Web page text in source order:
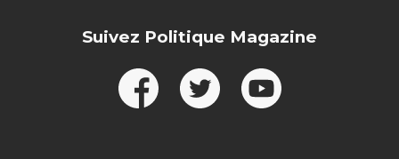
Suivez Politique Magazine